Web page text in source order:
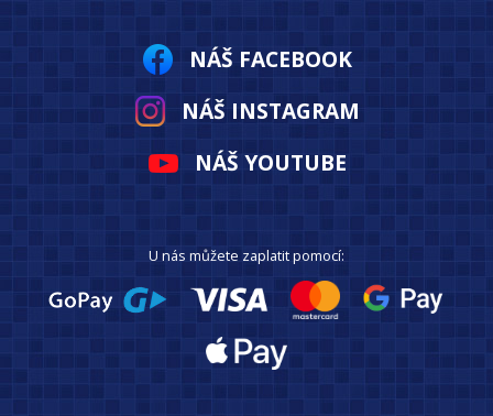
NÁŠ FACEBOOK
NÁŠ INSTAGRAM
NÁŠ YOUTUBE
U nás můžete zaplatit pomocí: